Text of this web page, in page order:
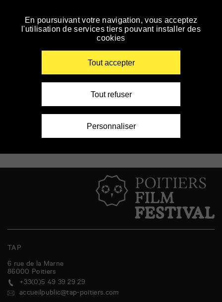
Skip
to
Enter your key-words
Ateliers et stages
No event planned yet
TAP
6 rue de la Marne
86000 Poitiers
+33(0)5 49 39 29 29
accueilpublic@tap-poitiers.com
En poursuivant votre navigation, vous acceptez
l'utilisation de services tiers pouvant installer des
cookies
Tout accepter
Tout refuser
Personnaliser